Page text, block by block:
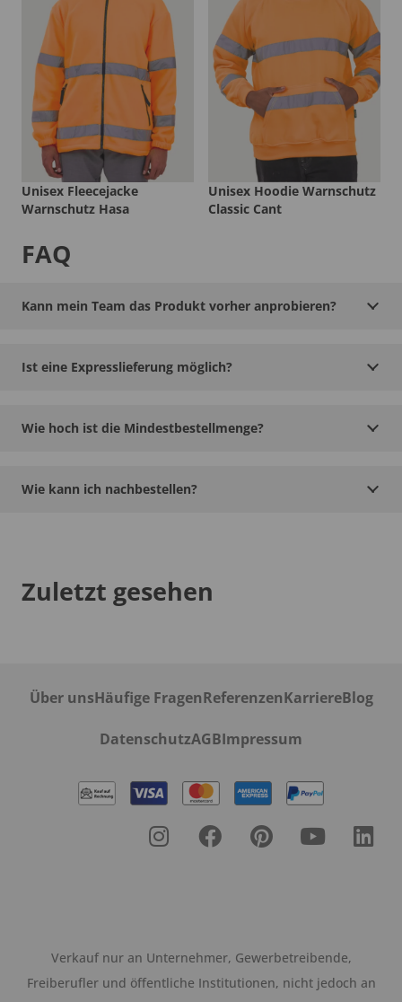
Unisex Fleecejacke
Warnschutz Hasa
Unisex Hoodie Warnschutz
Classic Cant
FAQ
Kann mein Team das Produkt vorher anprobieren?
Ist eine Expresslieferung möglich?
Wie hoch ist die Mindestbestellmenge?
Wie kann ich nachbestellen?
Zuletzt gesehen
Über unsHäufige FragenReferenzenKarriereBlog
DatenschutzAGBImpressum
Verkauf nur an Unternehmer, Gewerbetreibende,
Freiberufler und öffentliche Institutionen, nicht jedoch an